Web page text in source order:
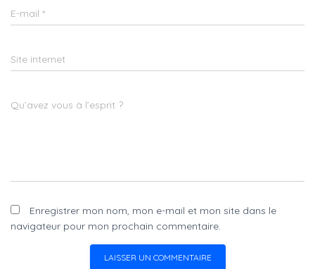
E-mail *
Site internet
Qu’avez vous à l’esprit ?
Enregistrer mon nom, mon e-mail et mon site dans le
navigateur pour mon prochain commentaire.